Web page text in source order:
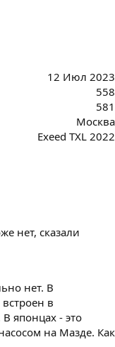
12 Июл 2023
558
581
Москва
Exeed TXL 2022
нет, сказали
нет. В
в
японцах - это
на Мазде. Как